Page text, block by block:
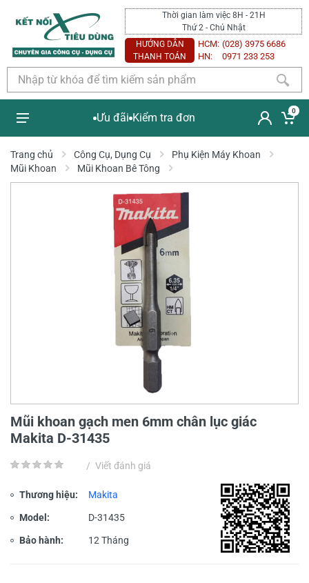
Thời gian làm việc 8H - 21H
Thứ 2 - Chủ Nhật
HƯỚNG DẪN
THANH TOÁN
HCM: (028) 3975 6686
HN:
0971 233 253
Ưu đãi Kiểm tra đơn
0
Trang chủ Công Cụ, Dụng Cụ
Phụ Kiện Máy Khoan
Mũi Khoan
Mũi Khoan Bê Tông
Mũi khoan gạch men 6mm chân lục giác
Makita D-31435
/ Viết đánh giá
Thương hiệu: Makita
Model: D-31435
Bảo hành: 12 Tháng